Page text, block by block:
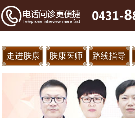
走进肤康 肤康医师 路线指导